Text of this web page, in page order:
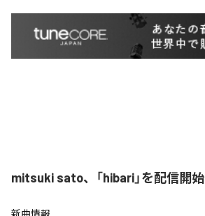
mitsuki sato、「hibari」を配信開始
新曲情報